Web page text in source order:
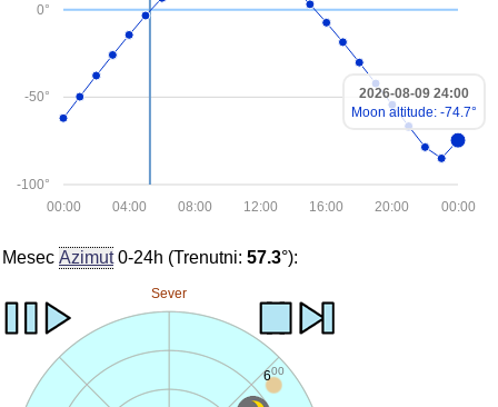
-100°
-50°
0°
00:00
20:00
16:00
12:00
08:00
04:00
00:00
2026-08-09 24:00
Moon altitude: -74.7°
Mesec Azimut0-24h (Trenutni: 57.3°):
Sever
600